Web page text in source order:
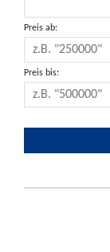
Preis ab:
Preis bis: